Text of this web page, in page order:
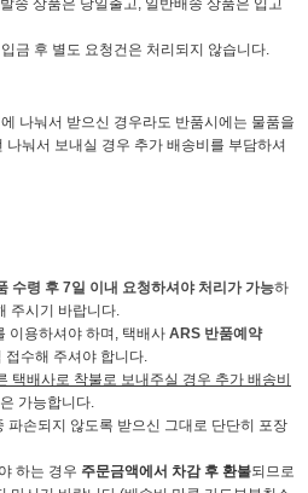
송 상품은 당일출고, 일반배송 상품은 입고
금 후 별도 요청건은 처리되지 않습니다.
나눠서 받으신 경우라도 반품시에는 물품을
나눠서 보내실 경우 추가 배송비를 부담하셔
수령 후 7일 이내 요청하셔야 처리가 가능하
주시기 바랍니다.
이용하셔야 하며, 택배사 ARS 반품예약
접수해 주셔야 합니다.
택배사로 착불로 보내주실 경우 추가 배송비
가능합니다.
손되지 않도록 받으신 그대로 단단히 포장
하는 경우 주문금액에서 차감 후 환불되므로